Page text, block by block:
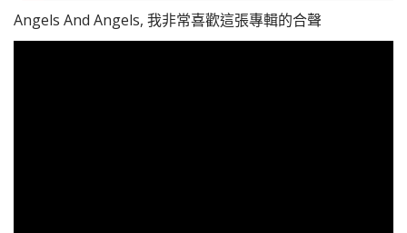
Angels And Angels, 我非常喜歡這張專輯的合聲